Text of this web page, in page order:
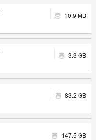
10.9 MB
3.3 GB
83.2 GB
147.5 GB